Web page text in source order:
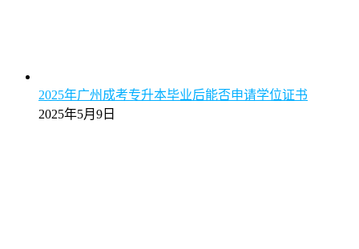
2025年广州成考专升本毕业后能否申请学位证书
2025年5月9日